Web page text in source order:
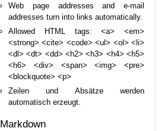
Web page addresses and e-mail
addresses turn into links automatically.
Allowed HTML tags: <a> <em>
<strong> <cite> <code> <ul> <ol> <li>
<dl> <dt> <dd> <h2> <h3> <h4> <h5>
<h6> <div> <span> <img> <pre>
<blockquote> <p>
Zeilen und Absätze werden
automatisch erzeugt.
Markdown